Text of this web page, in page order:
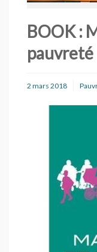
BOOK :
pauvreté
2 mars 2018